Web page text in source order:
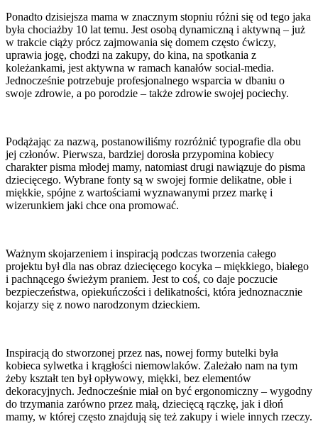
Ponadto dzisiejsza mama w znacznym stopniu różni się od tego jaka
była chociażby 10 lat temu. Jest osobą dynamiczną i aktywną – już
w trakcie ciąży prócz zajmowania się domem często ćwiczy,
uprawia jogę, chodzi na zakupy, do kina, na spotkania z
koleżankami, jest aktywna w ramach kanałów social-media.
Jednocześnie potrzebuje profesjonalnego wsparcia w dbaniu o
swoje zdrowie, a po porodzie – także zdrowie swojej pociechy.
Podążając za nazwą, postanowiliśmy rozróżnić typografie dla obu
jej członów. Pierwsza, bardziej dorosła przypomina kobiecy
charakter pisma młodej mamy, natomiast drugi nawiązuje do pisma
dziecięcego. Wybrane fonty są w swojej formie delikatne, obłe i
miękkie, spójne z wartościami wyznawanymi przez markę i
wizerunkiem jaki chce ona promować.
Ważnym skojarzeniem i inspiracją podczas tworzenia całego
projektu był dla nas obraz dziecięcego kocyka – miękkiego, białego
i pachnącego świeżym praniem. Jest to coś, co daje poczucie
bezpieczeństwa, opiekuńczości i delikatności, która jednoznacznie
kojarzy się z nowo narodzonym dzieckiem.
Inspiracją do stworzonej przez nas, nowej formy butelki była
kobieca sylwetka i krągłości niemowlaków. Zależało nam na tym
żeby kształt ten był opływowy, miękki, bez elementów
dekoracyjnych. Jednocześnie miał on być ergonomiczny – wygodny
do trzymania zarówno przez małą, dziecięcą rączkę, jak i dłoń
mamy, w której często znajdują się też zakupy i wiele innych rzeczy.